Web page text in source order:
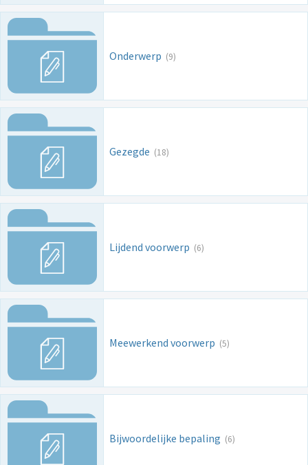
Onderwerp (9)
Gezegde (18)
Lijdend voorwerp (6)
Meewerkend voorwerp (5)
Bijwoordelijke bepaling (6)